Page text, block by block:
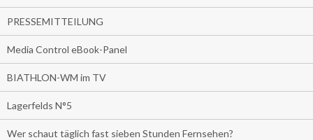
PRESSEMITTEILUNG
Media Control eBook-Panel
BIATHLON-WM im TV
Lagerfelds N°5
Wer schaut täglich fast sieben Stunden Fernsehen?